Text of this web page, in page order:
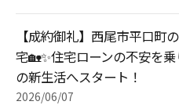
【成約御礼】西尾市平口町
宅🏡✨住宅ローンの不安を
の新生活へスタート！
2026/06/07